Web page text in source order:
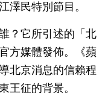
澤民特別節目。
？它所引述的「北
方媒體發佈。《蘋
北京消息的信賴程
王征的背景。